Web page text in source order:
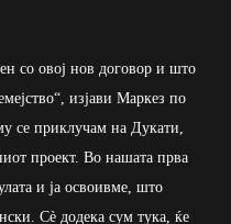
со овој нов договор и што
изјави Маркез по
се приклучам на Дукати,
проект. Во нашата прва
и ја освоивме, што
Сè додека сум тука, ќе